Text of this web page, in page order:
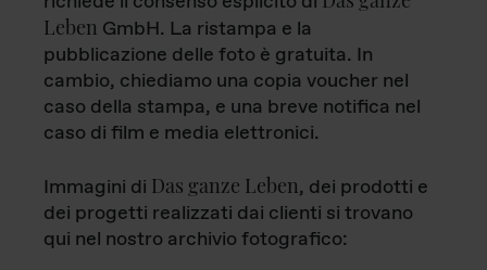
Leben GmbH. La ristampa e la
pubblicazione delle foto è gratuita. In
cambio, chiediamo una copia voucher nel
caso della stampa, e una breve notifica nel
caso di film e media elettronici.
Immagini di Das ganze Leben, dei prodotti e
dei progetti realizzati dai clienti si trovano
qui nel nostro archivio fotografico: